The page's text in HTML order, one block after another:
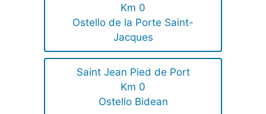
Km 0
Ostello de la Porte Saint-
Jacques
Saint Jean Pied de Port
Km 0
Ostello Bidean